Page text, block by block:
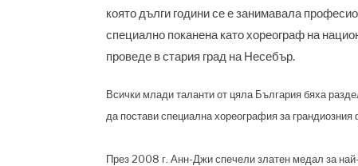
която дълги години се е занимавала
специално поканена като хореограф на
проведе в стария град на Несебър.
Всички млади таланти от цяла България бяха
да постави специална хореография за
През 2008 г. Анн-Джи спечели златен медал за